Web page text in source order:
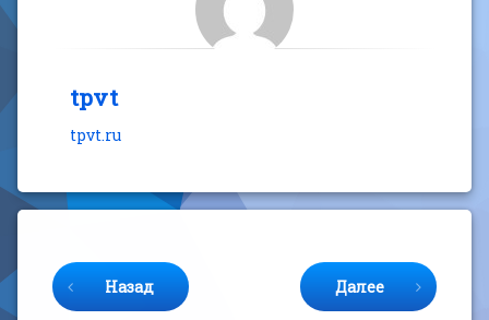
tpvt
tpvt.ru
Продолжайте читать
Назад Далее